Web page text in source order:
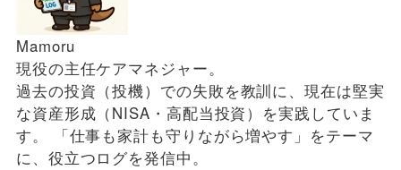
Mamoru
現役の主任ケアマネジャー。
過去の投資（投機）での失敗を教訓に、現在は堅実
な資産形成（NISA・高配当投資）を実践していま
す。 「仕事も家計も守りながら増やす」をテーマ
に、役立つログを発信中。